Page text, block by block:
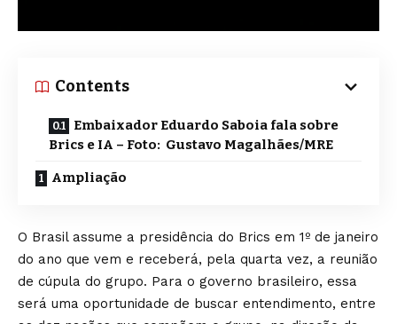
Contents
Embaixador Eduardo Saboia fala sobre
Brics e IA – Foto: Gustavo Magalhães/MRE
Ampliação
O Brasil assume a presidência do Brics em 1º de janeiro
do ano que vem e receberá, pela quarta vez, a reunião
de cúpula do grupo. Para o governo brasileiro, essa
será uma oportunidade de buscar entendimento, entre